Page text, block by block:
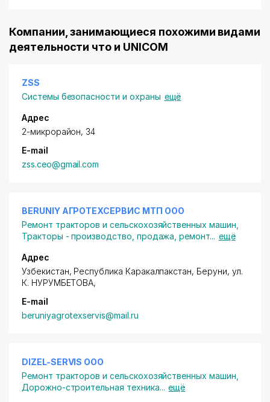
Компании, занимающиеся похожими видами
деятельности что и UNICOM
ZSS
Системы безопасности и охраны ещё
Адрес
2-микрорайон, 34
E-mail
zss.ceo@gmail.com
BERUNIY АГРОТЕХСЕРВИС МТП ООО
Ремонт тракторов и сельскохозяйственных машин
Тракторы - производство, продажа, ремонт... ещё
Адрес
Узбекистан, Республика Каракалпакстан, Беруни, ул.
К. НУРУМБЕТОВА,
E-mail
beruniyagrotexservis@mail.ru
DIZEL-SERVIS ООО
Ремонт тракторов и сельскохозяйственных машин
Дорожно-строительная техника... ещё